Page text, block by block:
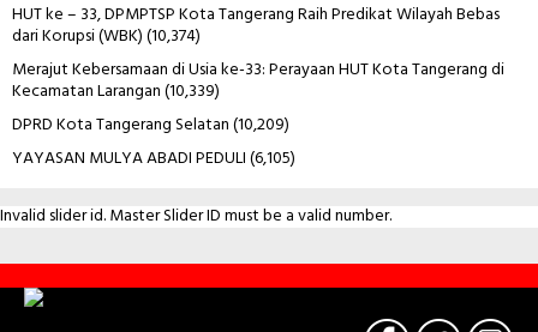
HUT ke – 33, DPMPTSP Kota Tangerang Raih Predikat Wilayah Bebas
dari Korupsi (WBK)(10,374)
Merajut Kebersamaan di Usia ke-33: Perayaan HUT Kota Tangerang di
Kecamatan Larangan(10,339)
DPRD Kota Tangerang Selatan(10,209)
YAYASAN MULYA ABADI PEDULI(6,105)
Invalid slider id. Master Slider ID must be a valid number.
Contact
Us